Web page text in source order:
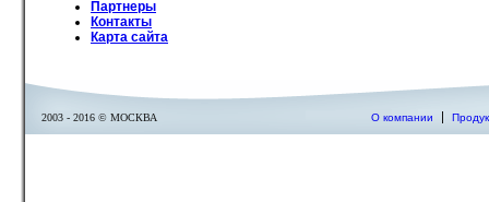
Партнеры
Контакты
Карта сайта
2003 - 2016 © МОСКВА О компании